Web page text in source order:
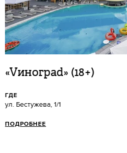
«Vинограd» (18+)
ГДЕ
ул. Бестужева, 1/1
ПОДРОБНЕЕ